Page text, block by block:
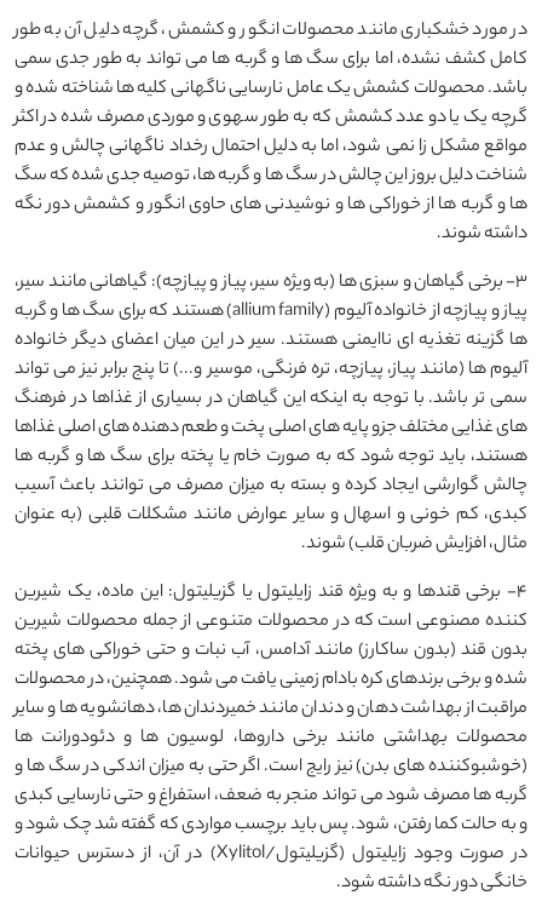
در مورد خشکباری مانند محصولات انگور و کشمش، گرچه دلیل آن به طور
کامل کشف نشده، اما برای سگ ها و گربه ها می تواند به طور جدی سمی
باشد. محصولات کشمش یک عامل نارسایی ناگهانی کلیه ها شناخته شده و
گرچه یک یا دو عدد کشمش که به طور سهوی و موردی مصرف شده در اکثر
مواقع مشکل زا نمی شود، اما به دلیل احتمال رخداد ناگهانی چالش و عدم
شناخت دلیل بروز این چالش در سگ ها و گربه ها، توصیه جدی شده که سگ
ها و گربه ها از خوراکی ها و نوشیدنی های حاوی انگور و کشمش دور نگه
داشته شوند.
3- برخی گیاهان و سبزی ها (به ویژه سیر، پیاز و پیازچه): گیاهانی مانند سیر،
پیاز و پیازچه از خانواده آلیوم (allium family) هستند که برای سگ ها و گربه
ها گزینه تغذیه ای ناایمنی هستند. سیر در این میان اعضای دیگر خانواده
آلیوم ها (مانند پیاز، پیازچه، تره فرنگی، موسیر و...) تا پنج برابر نیز می تواند
سمی تر باشد. با توجه به اینکه این گیاهان در بسیاری از غذاها در فرهنگ
های غذایی مختلف جزو پایه های اصلی پخت و طعم دهنده های اصلی غذاها
هستند، باید توجه شود که به صورت خام یا پخته برای سگ ها و گربه ها
چالش گوارشی ایجاد کرده و بسته به میزان مصرف می توانند باعث آسیب
کبدی، کم خونی و اسهال و سایر عوارض مانند مشکلات قلبی (به عنوان
مثال، افزایش ضربان قلب) شوند.
4- برخی قندها و به ویژه قند زایلیتول یا گزیلیتول: این ماده، یک شیرین
کننده مصنوعی است که در محصولات متنوعی از جمله محصولات شیرین
بدون قند (بدون ساکارز) مانند آدامس، آب نبات و حتی خوراکی های پخته
شده و برخی برندهای کره بادام زمینی یافت می شود. همچنین، در محصولات
مراقبت از بهداشت دهان و دندان مانند خمیردندان ها، دهانشویه ها و سایر
محصولات بهداشتی مانند برخی داروها، لوسیون ها و دئودورانت ها
(خوشبوکننده های بدن) نیز رایج است. اگر حتی به میزان اندکی در سگ ها و
گربه ها مصرف شود می تواند منجر به ضعف، استفراغ و حتی نارسایی کبدی
و به حالت کما رفتن، شود. پس باید برچسب مواردی که گفته شد چک شود و
در صورت وجود زایلیتول (گزیلیتول/Xylitol) در آن، از دسترس حیوانات
خانگی دور نگه داشته شود.